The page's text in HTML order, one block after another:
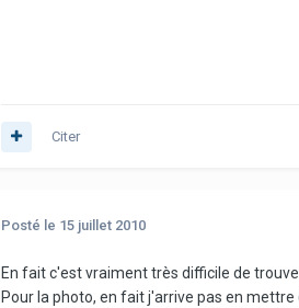
Citer
Posté le 15 juillet 2010
En fait c'est vraiment très difficile de
Pour la photo, en fait j'arrive pas en